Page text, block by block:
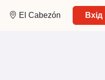
El Cabezón Вхід